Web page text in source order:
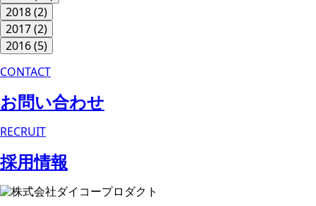
2018(2)
2017(2)
2016(5)
CONTACT
お問い合わせ
RECRUIT
採用情報